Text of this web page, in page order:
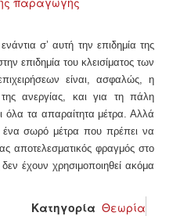
σ’ αυτή την επιδημία της
επιδημία του κλεισίματος των
είναι, ασφαλώς, η
ανεργίας, και για τη πάλη
όλα τα απαραίτητα μέτρα. Αλλά
σωρό μέτρα που πρέπει να
αποτελεσματικός φραγμός στο
έχουν χρησιμοποιηθεί ακόμα
Κατηγορία Θεωρία